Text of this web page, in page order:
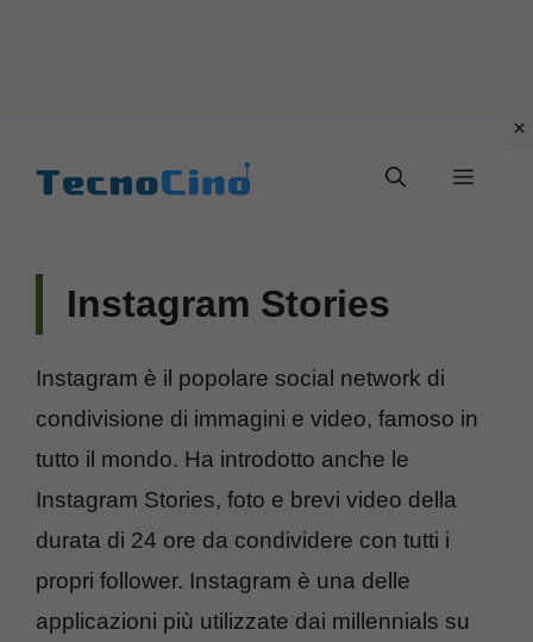
Menu
Instagram Stories
Instagram è il popolare social network di
condivisione di immagini e video, famoso in
tutto il mondo. Ha introdotto anche le
Instagram Stories, foto e brevi video della
durata di 24 ore da condividere con tutti i
propri follower. Instagram è una delle
applicazioni più utilizzate dai millennials su